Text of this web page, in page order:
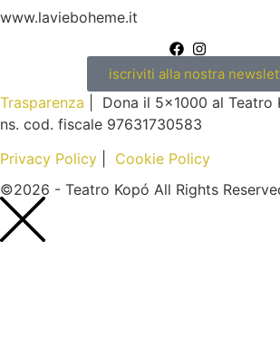
www.lavieboheme.it
iscriviti alla nostra
Trasparenza
| Dona il 5×1000 al Teatro
ns. cod. fiscale 97631730583
Privacy Policy
Cookie Policy
©2026 - Teatro Kopó All Rights